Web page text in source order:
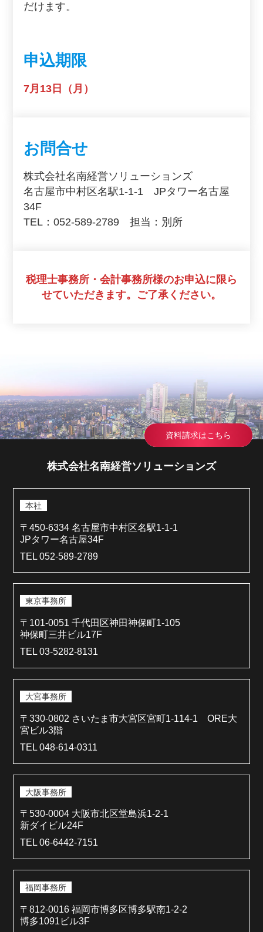
だけます。
申込期限
7月13日（月）
お問合せ
株式会社名南経営ソリューションズ
名古屋市中村区名駅1-1-1 JPタワー名古屋
34F
TEL：052-589-2789 担当：別所
税理士事務所・会計事務所様のお申込に限ら
せていただきます。ご了承ください。
資料請求はこちら
株式会社名南経営ソリューションズ
本社
〒450-6334 名古屋市中村区名駅1-1-1
JPタワー名古屋34F
TEL 052-589-2789
東京事務所
〒101-0051 千代田区神田神保町1-105
神保町三井ビル17F
TEL 03-5282-8131
大宮事務所
〒330-0802 さいたま市大宮区宮町1-114-1 ORE大
宮ビル3階
TEL 048-614-0311
大阪事務所
〒530-0004 大阪市北区堂島浜1-2-1
新ダイビル24F
TEL 06-6442-7151
福岡事務所
〒812-0016 福岡市博多区博多駅南1-2-2
博多1091ビル3F